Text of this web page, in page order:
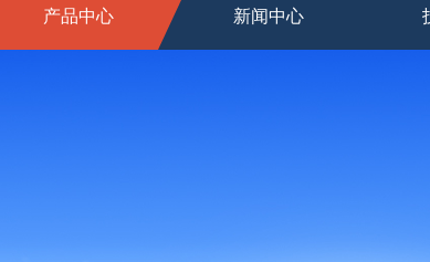
产品中心 新闻中心